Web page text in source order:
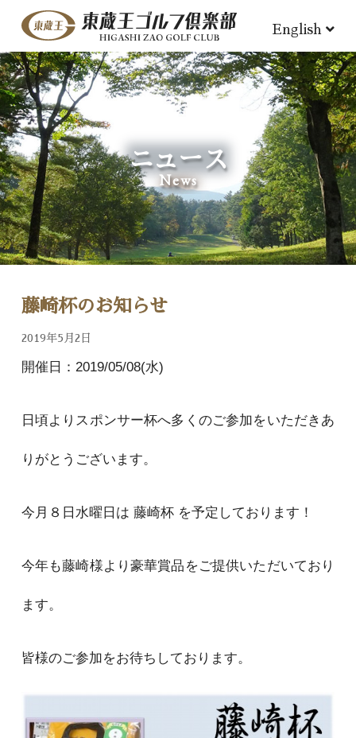
English
ニュース
News
藤崎杯のお知らせ
2019年5月2日
開催日：2019/05/08(水)
日頃よりスポンサー杯へ多くのご参加をいただきあ
りがとうございます。
今月８日水曜日は 藤崎杯 を予定しております！
今年も藤崎様より豪華賞品をご提供いただいており
ます。
皆様のご参加をお待ちしております。